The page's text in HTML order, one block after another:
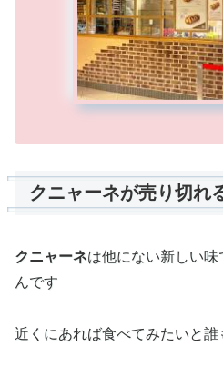
クニャーネが売り切れ
クニャーネは他にない新しい味
んです
近くにあれば食べてみたいと誰